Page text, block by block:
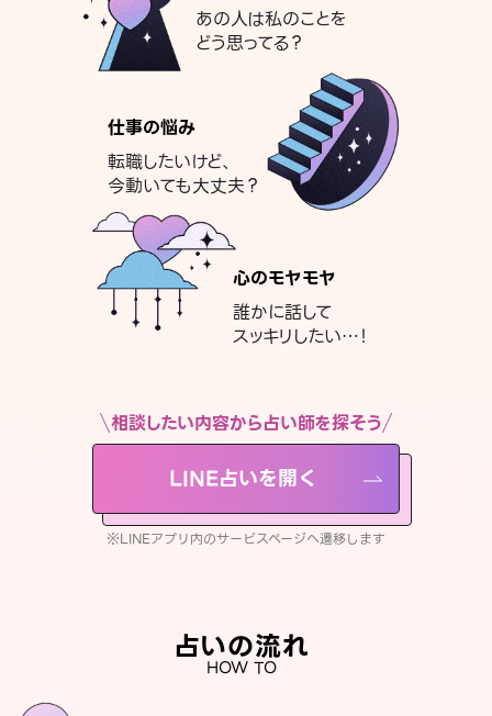
あの人は私のことを
どう思ってる？
仕事の悩み
転職したいけど、
今動いても大丈夫？
心のモヤモヤ
誰かに話して
スッキリしたい…！
相談したい内容から占い師を探そう
LINE占いを開く
※LINEアプリ内のサービスページへ遷移します
占いの流れ
HOW TO